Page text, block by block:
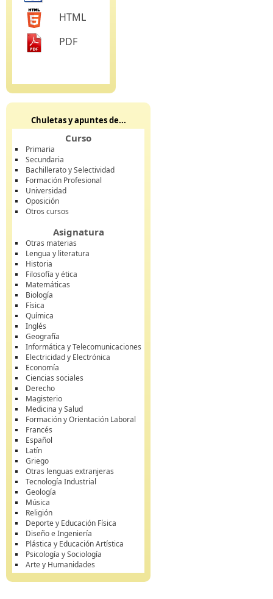
HTML
PDF
Chuletas y apuntes de...
Curso
Primaria
Secundaria
Bachillerato y Selectividad
Formación Profesional
Universidad
Oposición
Otros cursos
Asignatura
Otras materias
Lengua y literatura
Historia
Filosofía y ética
Matemáticas
Biología
Física
Química
Inglés
Geografía
Informática y Telecomunicaciones
Electricidad y Electrónica
Economía
Ciencias sociales
Derecho
Magisterio
Medicina y Salud
Formación y Orientación Laboral
Francés
Español
Latín
Griego
Otras lenguas extranjeras
Tecnología Industrial
Geología
Música
Religión
Deporte y Educación Física
Diseño e Ingeniería
Plástica y Educación Artística
Psicología y Sociología
Arte y Humanidades